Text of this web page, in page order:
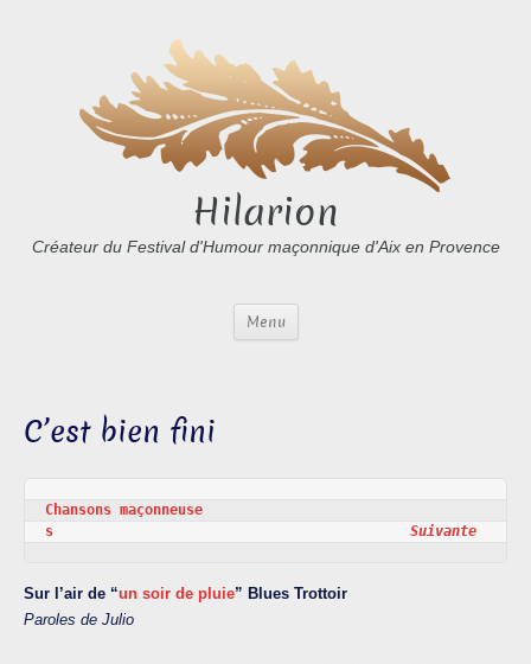
Hilarion
Créateur du Festival d'Humour maçonnique d'Aix en Provence
Menu
C’est bien fini
Chansons maçonneuse
s Suivante
Sur l’air de “un soir de pluie” Blues Trottoir
Paroles de Julio